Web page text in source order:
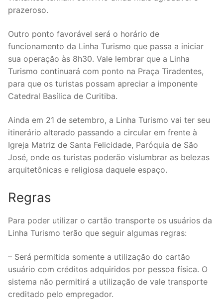
prazeroso.
Outro ponto favorável será o horário de
funcionamento da Linha Turismo que passa a iniciar
sua operação às 8h30. Vale lembrar que a Linha
Turismo continuará com ponto na Praça Tiradentes,
para que os turistas possam apreciar a imponente
Catedral Basílica de Curitiba.
Ainda em 21 de setembro, a Linha Turismo vai ter seu
itinerário alterado passando a circular em frente à
Igreja Matriz de Santa Felicidade, Paróquia de São
José, onde os turistas poderão vislumbrar as belezas
arquitetônicas e religiosa daquele espaço.
Regras
Para poder utilizar o cartão transporte os usuários da
Linha Turismo terão que seguir algumas regras:
– Será permitida somente a utilização do cartão
usuário com créditos adquiridos por pessoa física. O
sistema não permitirá a utilização de vale transporte
creditado pelo empregador.